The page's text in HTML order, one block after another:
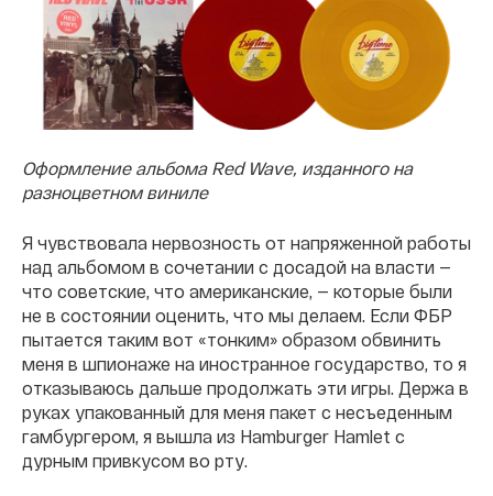
Оформление альбома Red Wave, изданного на
разноцветном виниле
Я чувствовала нервозность от напряженной работы
над альбомом в сочетании с досадой на власти —
что советские, что американские, — которые были
не в состоянии оценить, что мы делаем. Если ФБР
пытается таким вот «тонким» образом обвинить
меня в шпионаже на иностранное государство, то я
отказываюсь дальше продолжать эти игры. Держа в
руках упакованный для меня пакет с несъеденным
гамбургером, я вышла из Hamburger Hamlet с
дурным привкусом во рту.